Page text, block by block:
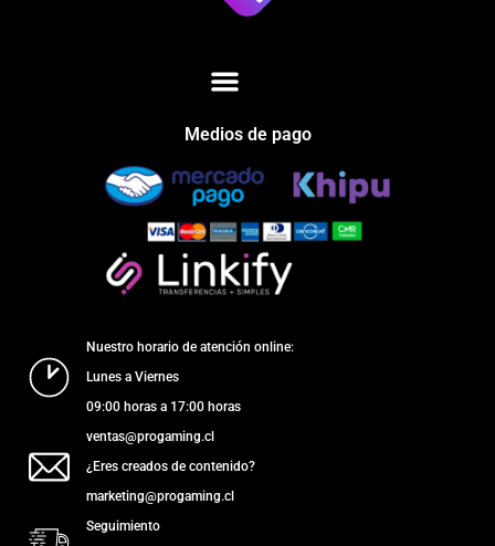
Medios de pago
Nuestro horario de atención online:
Lunes a Viernes
09:00 horas a 17:00 horas
ventas@progaming.cl
¿Eres creados de contenido?
marketing@progaming.cl
Seguimiento